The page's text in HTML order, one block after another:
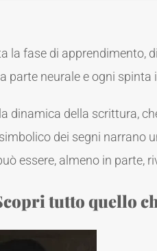
la fase di
parte neurale e ogni spinta
della scrittura,
dei segni narrano
essere, almeno in parte,
tutto quello